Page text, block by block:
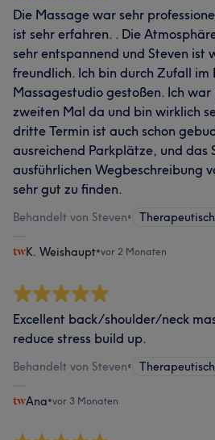
Die Massage war sehr
ist sehr erfahren. . Die
sehr entspannend und Steven ist
freundlich. Ich bin durch Zufall im
Massagestudio gestoßen. Ich war
zweiten Mal da und bin wirklich
dritte Termin ist auch schon
ausreichend Parkplätze, und das
ausführlichen Wegbeschreibung
sehr gut zu finden.
Behandelt von Steven•
K. Weishaupt•vor 2 Monaten
Excellent back/shoulder/neck
reduce stress build up.
Behandelt von Steven•
Ana•vor 3 Monaten